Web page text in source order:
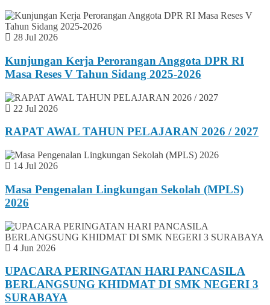
28 Jul 2026
Kunjungan Kerja Perorangan Anggota DPR RI
Masa Reses V Tahun Sidang 2025-2026
22 Jul 2026
RAPAT AWAL TAHUN PELAJARAN 2026 / 2027
14 Jul 2026
Masa Pengenalan Lingkungan Sekolah (MPLS)
2026
4 Jun 2026
UPACARA PERINGATAN HARI PANCASILA
BERLANGSUNG KHIDMAT DI SMK NEGERI 3
SURABAYA